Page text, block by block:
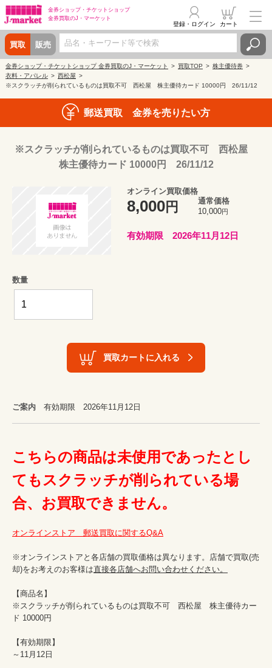
金券ショップ・ チケットショップ
金券買取のJ・マーケット
買取 販売
登録・ログイン カート
金券ショップ・チケットショップ 金券買取のJ・マーケット 買取TOP
株主優待券
衣料・アパレル
西松屋
※スクラッチが削られているものは買取不可 西松屋 株主優待カード 10000円 26/11/12
郵送買取 金券を売りたい方
※スクラッチが削られているものは買取不可 西松屋
株主優待カード 10000円 26/11/12
オンライン買取価格
8,000円
通常価格
10,000円
有効期限 2026年11月12日
数量
買取カートに入れる
ご案内 有効期限 2026年11月12日
こちらの商品は未使用であったとし
てもスクラッチが削られている場
合、お買取できません。
オンラインストア　郵送買取に関するQ&A
※オンラインストアと各店舗の買取価格は異なります。店舗で買取(売
却)をお考えのお客様は直接各店舗へお問い合わせください。
【商品名】
※スクラッチが削られているものは買取不可　西松屋　株主優待カー
ド 10000円
【有効期限】
～11月12日